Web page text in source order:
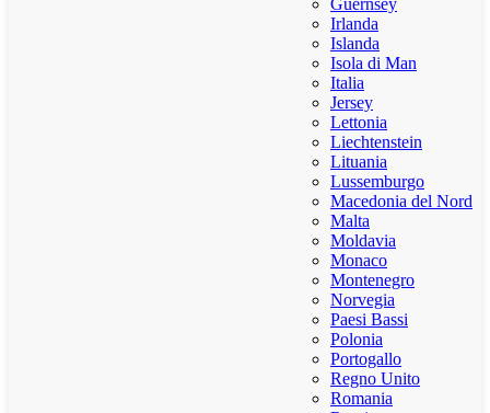
Guernsey
Irlanda
Islanda
Isola di Man
Italia
Jersey
Lettonia
Liechtenstein
Lituania
Lussemburgo
Macedonia del Nord
Malta
Moldavia
Monaco
Montenegro
Norvegia
Paesi Bassi
Polonia
Portogallo
Regno Unito
Romania